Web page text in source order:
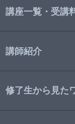
講座一覧・受講
講師紹介
修了生から見た